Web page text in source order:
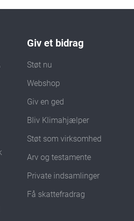
Giv et bidrag
Støt nu
Webshop
Giv en ged
Bliv Klimahjælper
Støt som virksomhed
Arv og testamente
Private indsamlinger
Få skattefradrag